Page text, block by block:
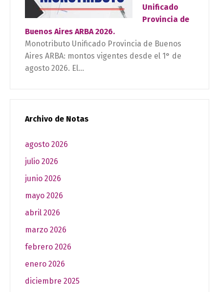
Unificado
Provincia de
Buenos Aires ARBA 2026.
Monotributo Unificado Provincia de Buenos
Aires ARBA: montos vigentes desde el 1° de
agosto 2026. El...
Archivo de Notas
agosto 2026
julio 2026
junio 2026
mayo 2026
abril 2026
marzo 2026
febrero 2026
enero 2026
diciembre 2025